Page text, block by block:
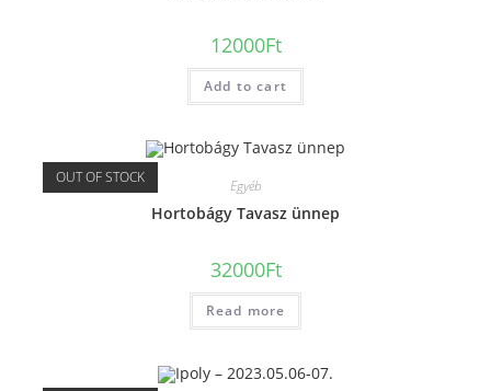
12000Ft
Add to cart
OUT OF STOCK Egyéb
Hortobágy Tavasz ünnep
32000Ft
Read more